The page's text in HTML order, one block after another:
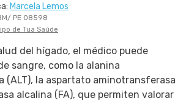
SAÚDE EN LAS REDES SOCIALES
Marcela Lemos
PE 08598
de Tua Saúde
del hígado, el médico puede
sangre, como la alanina
(ALT), la aspartato aminotransferasa
alcalina (FA), que permiten valorar